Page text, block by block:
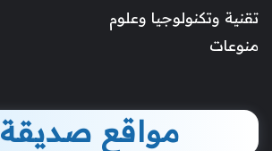
تقنية وتكنولوجيا وعلوم
منوعات
مواقع صديقة